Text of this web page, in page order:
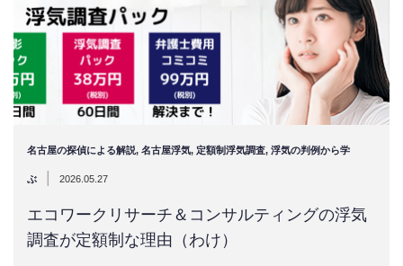
名古屋の探偵による解説, 名古屋浮気, 定額制浮気調査, 浮気の判例から学
ぶ 2026.05.27
エコワークリサーチ＆コンサルティングの浮気
調査が定額制な理由（わけ）